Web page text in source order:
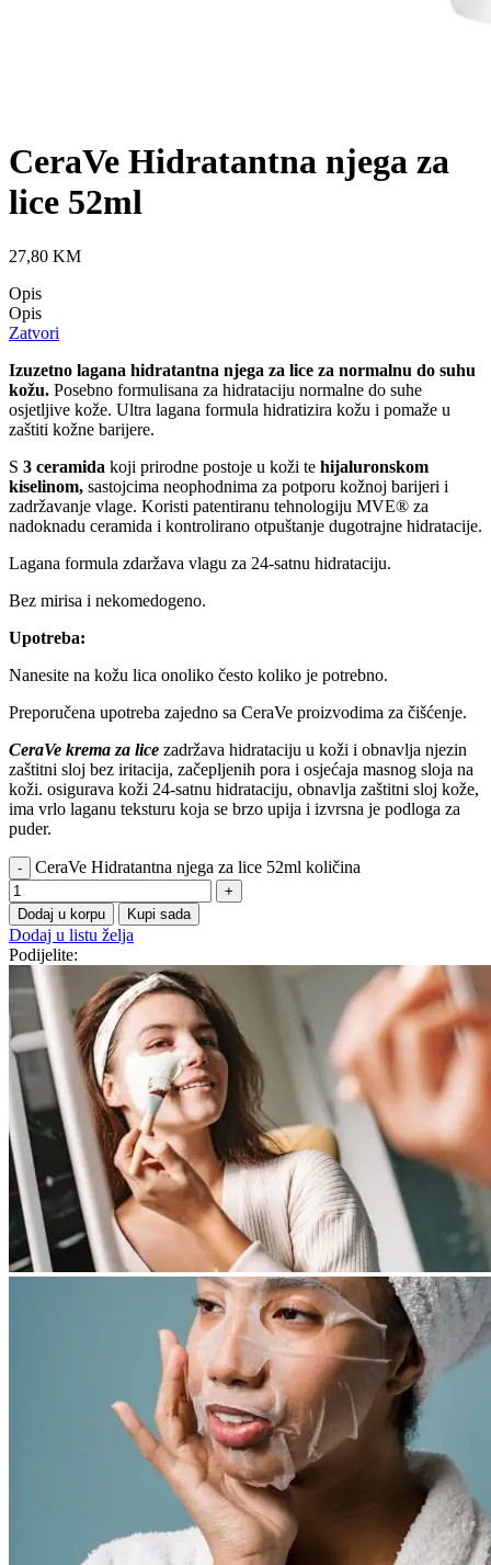
CeraVe Hidratantna njega za
lice 52ml
27,80 KM
Opis
Opis
Zatvori
Izuzetno lagana hidratantna njega za lice za normalnu do suhu
kožu. Posebno formulisana za hidrataciju normalne do suhe
osjetljive kože. Ultra lagana formula hidratizira kožu i pomaže u
zaštiti kožne barijere.
S 3 ceramida koji prirodne postoje u koži te hijaluronskom
kiselinom, sastojcima neophodnima za potporu kožnoj barijeri i
zadržavanje vlage. Koristi patentiranu tehnologiju MVE® za
nadoknadu ceramida i kontrolirano otpuštanje dugotrajne hidratacije.
Lagana formula zdaržava vlagu za 24-satnu hidrataciju.
Bez mirisa i nekomedogeno.
Upotreba:
Nanesite na kožu lica onoliko često koliko je potrebno.
Preporučena upotreba zajedno sa CeraVe proizvodima za čišćenje.
CeraVe krema za lice zadržava hidrataciju u koži i obnavlja njezin
zaštitni sloj bez iritacija, začepljenih pora i osjećaja masnog sloja na
koži. osigurava koži 24-satnu hidrataciju, obnavlja zaštitni sloj kože,
ima vrlo laganu teksturu koja se brzo upija i izvrsna je podloga za
puder.
CeraVe Hidratantna njega za lice 52ml količina
Dodaj u korpu Kupi sada
Dodaj u listu želja
Podijelite: